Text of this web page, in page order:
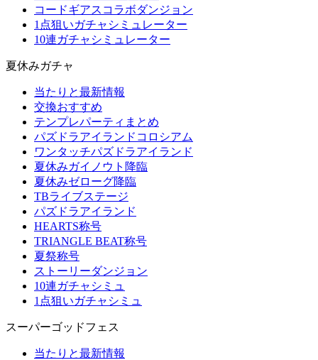
コードギアスコラボダンジョン
1点狙いガチャシミュレーター
10連ガチャシミュレーター
夏休みガチャ
当たりと最新情報
交換おすすめ
テンプレパーティまとめ
パズドラアイランドコロシアム
ワンタッチパズドラアイランド
夏休みガイノウト降臨
夏休みゼローグ降臨
TBライブステージ
パズドラアイランド
HEARTS称号
TRIANGLE BEAT称号
夏祭称号
ストーリーダンジョン
10連ガチャシミュ
1点狙いガチャシミュ
スーパーゴッドフェス
当たりと最新情報